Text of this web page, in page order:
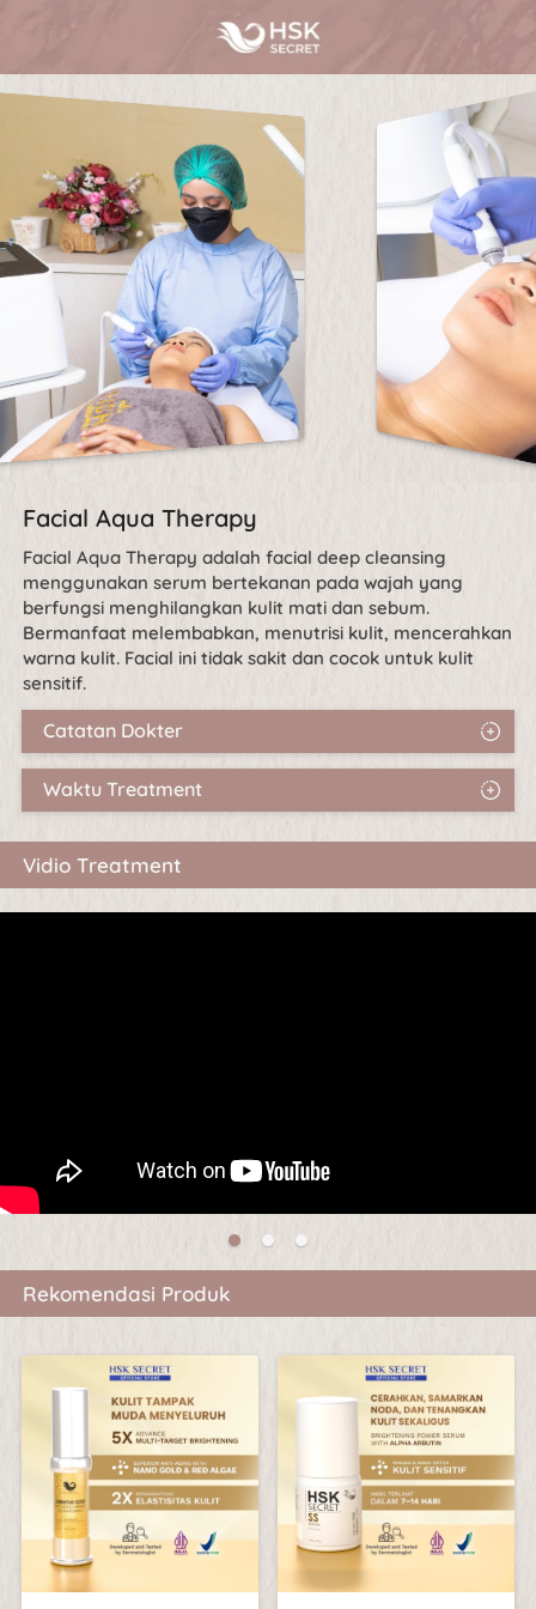
Facial Aqua Therapy
Facial Aqua Therapy adalah facial deep cleansing
menggunakan serum bertekanan pada wajah yang
berfungsi menghilangkan kulit mati dan sebum.
Bermanfaat melembabkan, menutrisi kulit, mencerahkan
warna kulit. Facial ini tidak sakit dan cocok untuk kulit
sensitif.
Catatan Dokter
Waktu Treatment
Vidio Treatment
Rekomendasi Produk